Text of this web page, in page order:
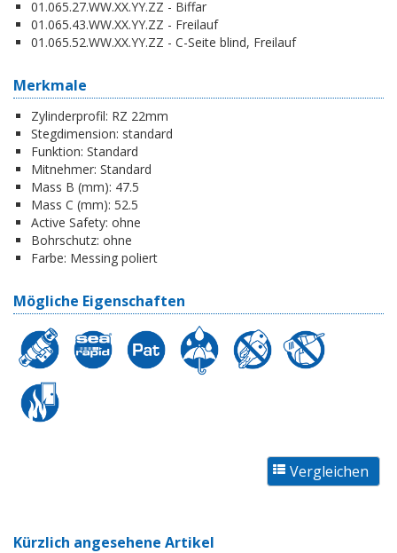
01.065.27.WW.XX.YY.ZZ - Biffar
01.065.43.WW.XX.YY.ZZ - Freilauf
01.065.52.WW.XX.YY.ZZ - C-Seite blind, Freilauf
Merkmale
Zylinderprofil: RZ 22mm
Stegdimension: standard
Funktion: Standard
Mitnehmer: Standard
Mass B (mm): 47.5
Mass C (mm): 52.5
Active Safety: ohne
Bohrschutz: ohne
Farbe: Messing poliert
Mögliche Eigenschaften
Kürzlich angesehene Artikel